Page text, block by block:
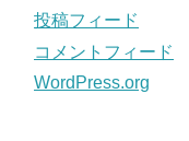
投稿フィード
コメントフィード
WordPress.org